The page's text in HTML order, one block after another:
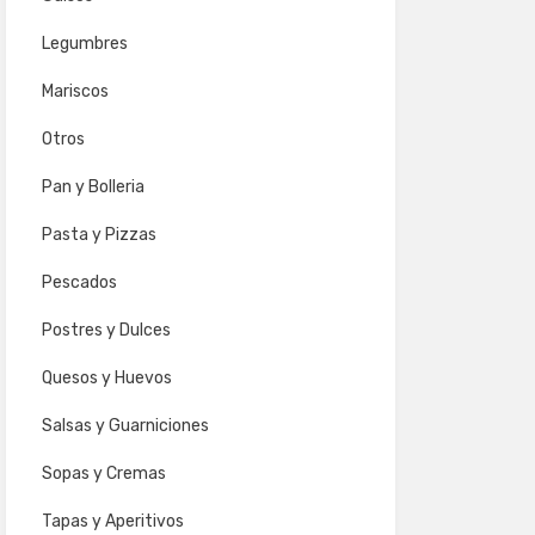
Legumbres
Mariscos
Otros
Pan y Bolleria
Pasta y Pizzas
Pescados
Postres y Dulces
Quesos y Huevos
Salsas y Guarniciones
Sopas y Cremas
Tapas y Aperitivos